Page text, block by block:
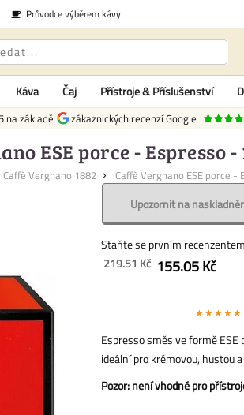
Průvodce výběrem kávy
Káva Čaj Přístroje & Příslušenství
na základě zákaznických recenzí Google
ESE porce - Espresso -
Caffè Vergnano 1882 Caffè Vergnano ESE porce -
Upozornit na
Staňte se prvním
219.51 Kč 155.05 Kč
★★★★★
Espresso směs ve formě ESE
ideální pro krémovou, hustou
Pozor: není vhodné pro